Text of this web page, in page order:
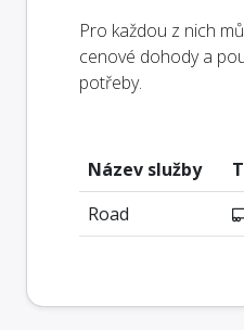
Pro každou z nich
cenové dohody a
potřeby.
Název služby
Road